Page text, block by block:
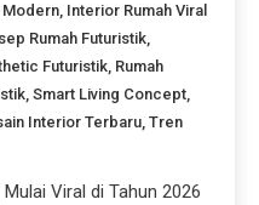
Modern, Interior Rumah Viral
Rumah Futuristik,
Futuristik, Rumah
,Smart Living Concept,
Interior Terbaru,Tren
Viral di Tahun 2026